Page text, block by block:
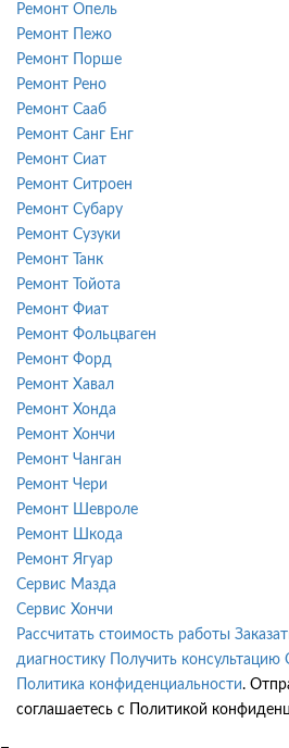
Ремонт Опель
Ремонт Пежо
Ремонт Порше
Ремонт Рено
Ремонт Сааб
Ремонт Санг Енг
Ремонт Сиат
Ремонт Ситроен
Ремонт Субару
Ремонт Сузуки
Ремонт Танк
Ремонт Тойота
Ремонт Фиат
Ремонт Фольцваген
Ремонт Форд
Ремонт Хавал
Ремонт Хонда
Ремонт Хончи
Ремонт Чанган
Ремонт Чери
Ремонт Шевроле
Ремонт Шкода
Ремонт Ягуар
Сервис Мазда
Сервис Хончи
Рассчитать стоимость работы
диагностику
Получить консультацию
Политика конфиденциальности.
соглашаетесь с Политикой